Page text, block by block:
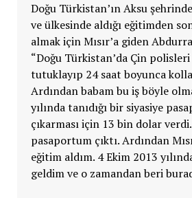
Doğu Türkistan’ın Aksu
ve ülkesinde aldığı eğitimden
almak için Mısır’a giden
“Doğu Türkistan’da Çin
tutuklayıp 24 saat boyunca
Ardından babam bu iş böyle
yılında tanıdığı bir siyasiye
çıkarması için 13 bin dolar
pasaportum çıktı. Ardından
eğitim aldım. 4 Ekim 2013
geldim ve o zamandan beri